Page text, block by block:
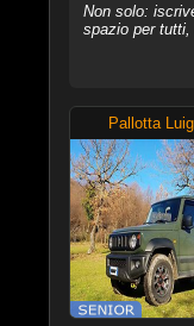
Non solo:
spazio per tutti,
Pallotta